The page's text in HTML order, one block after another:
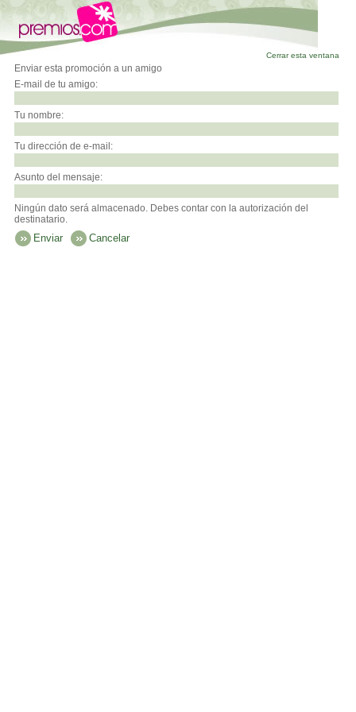
Cerrar esta ventana
Enviar esta promoción a un amigo
E-mail de tu amigo:
Tu nombre:
Tu dirección de e-mail:
Asunto del mensaje:
Ningún dato será almacenado. Debes contar con la autorización del
destinatario.
Enviar Cancelar